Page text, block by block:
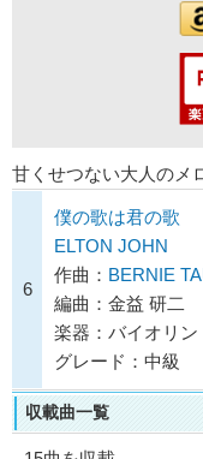
甘くせつない大人のメ
6
僕の歌は君の歌
ELTON JOHN
作曲： BERNIE
編曲：金益 研二
楽器：バイオリン
グレード：中級
収載曲一覧